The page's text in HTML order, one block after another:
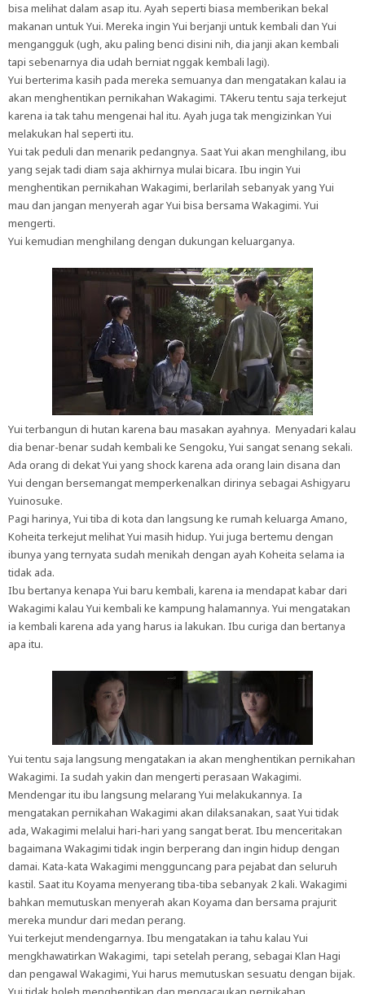
bisa melihat dalam asap itu. Ayah seperti biasa memberikan bekal
makanan untuk Yui. Mereka ingin Yui berjanji untuk kembali dan Yui
mengangguk (ugh, aku paling benci disini nih, dia janji akan kembali
tapi sebenarnya dia udah berniat nggak kembali lagi).
Yui berterima kasih pada mereka semuanya dan mengatakan kalau ia
akan menghentikan pernikahan Wakagimi. TAkeru tentu saja terkejut
karena ia tak tahu mengenai hal itu. Ayah juga tak mengizinkan Yui
melakukan hal seperti itu.
Yui tak peduli dan menarik pedangnya. Saat Yui akan menghilang, ibu
yang sejak tadi diam saja akhirnya mulai bicara. Ibu ingin Yui
menghentikan pernikahan Wakagimi, berlarilah sebanyak yang Yui
mau dan jangan menyerah agar Yui bisa bersama Wakagimi. Yui
mengerti.
Yui kemudian menghilang dengan dukungan keluarganya.
Yui terbangun di hutan karena bau masakan ayahnya. Menyadari kalau
dia benar-benar sudah kembali ke Sengoku, Yui sangat senang sekali.
Ada orang di dekat Yui yang shock karena ada orang lain disana dan
Yui dengan bersemangat memperkenalkan dirinya sebagai Ashigyaru
Yuinosuke.
Pagi harinya, Yui tiba di kota dan langsung ke rumah keluarga Amano,
Koheita terkejut melihat Yui masih hidup. Yui juga bertemu dengan
ibunya yang ternyata sudah menikah dengan ayah Koheita selama ia
tidak ada.
Ibu bertanya kenapa Yui baru kembali, karena ia mendapat kabar dari
Wakagimi kalau Yui kembali ke kampung halamannya. Yui mengatakan
ia kembali karena ada yang harus ia lakukan. Ibu curiga dan bertanya
apa itu.
Yui tentu saja langsung mengatakan ia akan menghentikan pernikahan
Wakagimi. Ia sudah yakin dan mengerti perasaan Wakagimi.
Mendengar itu ibu langsung melarang Yui melakukannya. Ia
mengatakan pernikahan Wakagimi akan dilaksanakan, saat Yui tidak
ada, Wakagimi melalui hari-hari yang sangat berat. Ibu menceritakan
bagaimana Wakagimi tidak ingin berperang dan ingin hidup dengan
damai. Kata-kata Wakagimi mengguncang para pejabat dan seluruh
kastil. Saat itu Koyama menyerang tiba-tiba sebanyak 2 kali. Wakagimi
bahkan memutuskan menyerah akan Koyama dan bersama prajurit
mereka mundur dari medan perang.
Yui terkejut mendengarnya. Ibu mengatakan ia tahu kalau Yui
mengkhawatirkan Wakagimi, tapi setelah perang, sebagai Klan Hagi
dan pengawal Wakagimi, Yui harus memutuskan sesuatu dengan bijak.